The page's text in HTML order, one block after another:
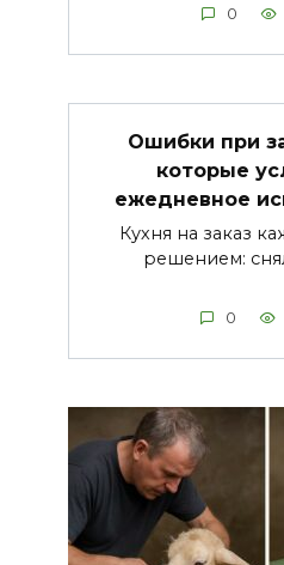
0
Ошибки при
которые
ежедневное
Кухня на заказ
решением:
0